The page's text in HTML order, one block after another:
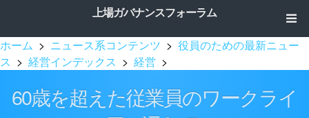
上場ガバナンスフォーラム
ホーム > ニュース系コンテンツ > 役員のための最新ニュー
ス > 経営インデックス > 経営 >
60歳を超えた従業員のワークライ